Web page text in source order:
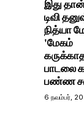
இது
டிவி
நித்யா
'மேகம்
பாடலை
பண்ண
6 நவம்பர்,